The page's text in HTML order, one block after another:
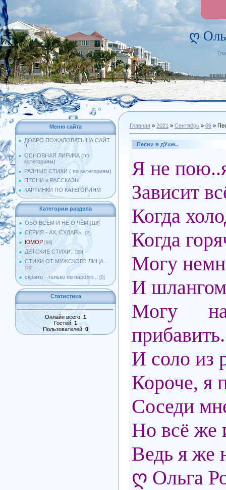
ღ
Меню сайта
ДОБРО ПОЖАЛОВАТЬ НА САЙТ
!!!
ОСНОВНАЯ ЛИРИКА (по
категориям)
РАЗНЫЕ СТИХИ ( по категориям)
ПЕСНИ и РАССКАЗЫ
КАРТИНКИ ПО КАТЕГОРИЯМ
Категории раздела
ОБО ВСЁМ И НЕ О ЧЁМ [116]
СЕРИЯ - АХ, СУДАРЬ.. [2]
ЮМОР [98]
ДЕТСКИЕ СТИХИ.. [29]
СТИХИ ОТ МУЖСКОГО ЛИЦА..
[20]
скрыто - только по паролю... [0]
Статистика
Онлайн всего: 1
Гостей: 1
Пользователей: 0
Главная » 2021 » Сентябрь » 06 »
Песни в дУше..
Я не
Зависит
Когда
Когда
Могу
И
Могу
И соло из
Короче, я
Соседи
Но всё же
Ведь я же
ღ Ольга